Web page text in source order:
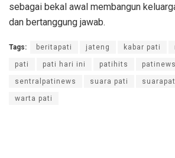
sebagai bekal awal membangun
dan bertanggung jawab.
Tags: beritapati jateng kabar pati
pati pati hari ini patihits patinews
sentralpatinews suara pati
warta pati